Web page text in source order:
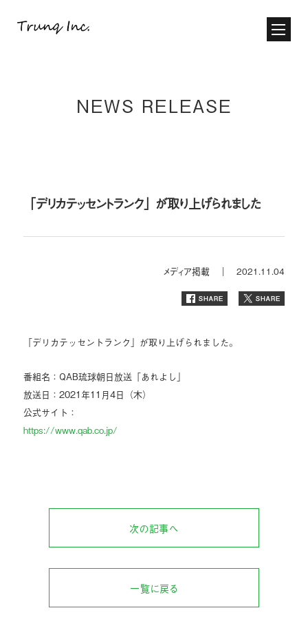
NEWS RELEASE
「デリカテッセントランク」が取り上げられました
メディア掲載 ｜2021.11.04
「デリカテッセントランク」が取り上げられました。
番組名：QAB琉球朝日放送「あれよし」
放送日：2021年11月4日（木）
公式サイト：
https://www.qab.co.jp/
次の記事へ
一覧に戻る